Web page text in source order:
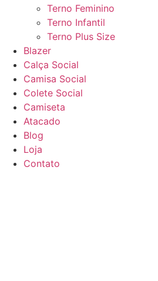
Terno Feminino
Terno Infantil
Terno Plus Size
Blazer
Calça Social
Camisa Social
Colete Social
Camiseta
Atacado
Blog
Loja
Contato